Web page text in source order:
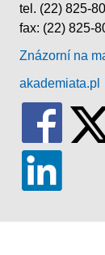
tel. (22) 825-
fax: (22) 825-
Znázorní na
akademiata.pl